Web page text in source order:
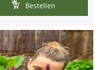
Bestellen